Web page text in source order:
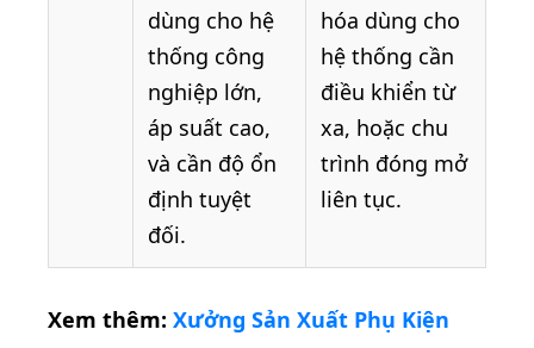
dùng cho hệ
thống công
nghiệp lớn,
áp suất cao,
và cần độ ổn
định tuyệt
đối.
hóa dùng cho
hệ thống cần
điều khiển từ
xa, hoặc chu
trình đóng mở
liên tục.
Xem thêm: Xưởng Sản Xuất Phụ Kiện